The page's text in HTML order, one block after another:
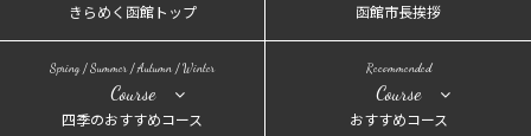
きらめく函館トップ 函館市長挨拶
Spring / Summer / Autumn / Winter
Course
四季のおすすめコース
Recommended
Course
おすすめコース